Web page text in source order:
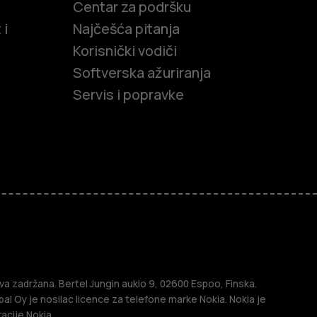
i
Centar za podršku
Najčešća pitanja
Korisnički vodiči
Softverska ažuriranja
Servis i popravke
zadržana. Bertel Jungin aukio 9, 02600 Espoo, Finska.
Oy je nosilac licence za telefone marke Nokia. Nokia je